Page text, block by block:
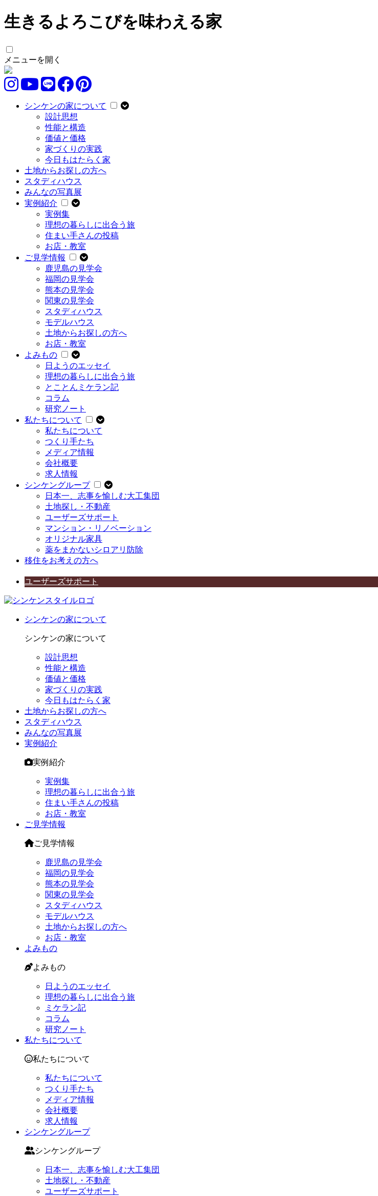
生きるよろこびを味わえる家
メニューを開く
シンケンの家について
設計思想
性能と構造
価値と価格
家づくりの実践
今日もはたらく家
土地からお探しの方へ
スタディハウス
みんなの写真展
実例紹介
実例集
理想の暮らしに出合う旅
住まい手さんの投稿
お店・教室
ご見学情報
鹿児島の見学会
福岡の見学会
熊本の見学会
関東の見学会
スタディハウス
モデルハウス
土地からお探しの方へ
お店・教室
よみもの
日ようのエッセイ
理想の暮らしに出合う旅
とことんミケラン記
コラム
研究ノート
私たちについて
私たちについて
つくり手たち
メディア情報
会社概要
求人情報
シンケングループ
日本一、志事を愉しむ大工集団
土地探し・不動産
ユーザーズサポート
マンション・リノベーション
オリジナル家具
薬をまかないシロアリ防除
移住をお考えの方へ
ユーザーズサポート
シンケンの家について
シンケンの家について
設計思想
性能と構造
価値と価格
家づくりの実践
今日もはたらく家
土地からお探しの方へ
スタディハウス
みんなの写真展
実例紹介
実例紹介
実例集
理想の暮らしに出合う旅
住まい手さんの投稿
お店・教室
ご見学情報
ご見学情報
鹿児島の見学会
福岡の見学会
熊本の見学会
関東の見学会
スタディハウス
モデルハウス
土地からお探しの方へ
お店・教室
よみもの
よみもの
日ようのエッセイ
理想の暮らしに出合う旅
ミケラン記
コラム
研究ノート
私たちについて
私たちについて
私たちについて
つくり手たち
メディア情報
会社概要
求人情報
シンケングループ
シンケングループ
日本一、志事を愉しむ大工集団
土地探し・不動産
ユーザーズサポート